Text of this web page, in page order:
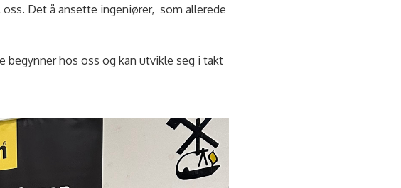
Det å ansette ingeniører, som allerede
begynner hos oss og kan utvikle seg i takt